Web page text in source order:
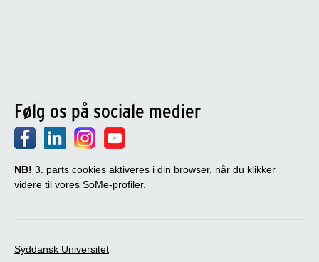
Følg os på sociale medier
NB! 3. parts cookies aktiveres i din browser, når du klikker
videre til vores SoMe-profiler.
Syddansk Universitet